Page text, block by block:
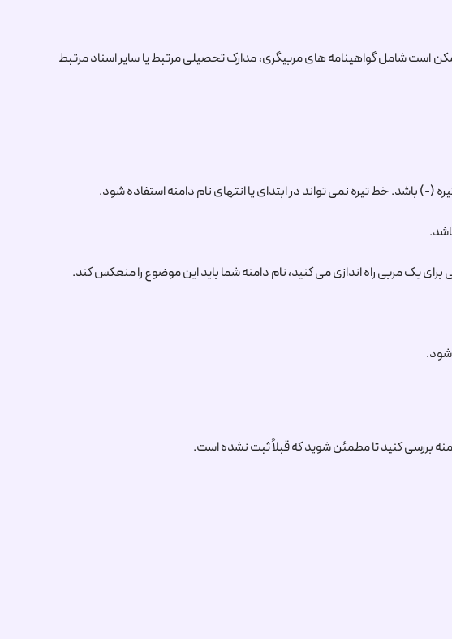
است شامل گواهینامه های مربیگری، مدارک تحصیلی مرتبط یا سایر اسناد مرتبط
یک مربی راه اندازی می کنید، نام دامنه شما باید این موضوع را منعکس کند.
شود.